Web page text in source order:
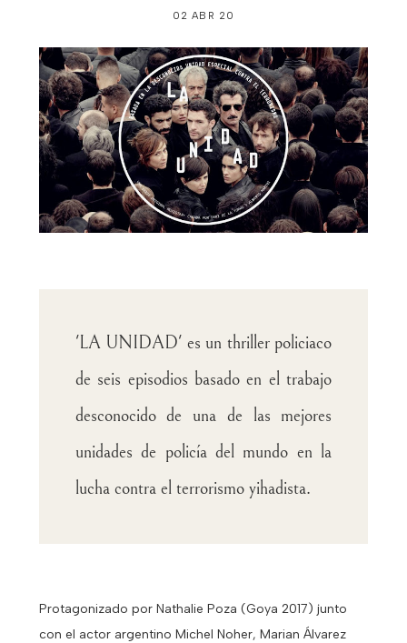
02 ABR 20
'LA UNIDAD' es un thriller policiaco
de seis episodios basado en el trabajo
desconocido de una de las mejores
unidades de policía del mundo en la
lucha contra el terrorismo yihadista.
Protagonizado por Nathalie Poza (Goya 2017) junto
con el actor argentino Michel Noher, Marian Álvarez